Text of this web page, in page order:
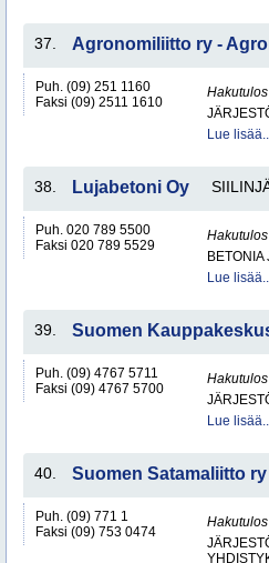
37. Agronomiliitto ry -
Puh. (09) 251 1160
Faksi (09) 2511 1610
Lue lisää..
38. Lujabetoni Oy
Puh. 020 789 5500
Faksi 020 789 5529
BETONIA
Lue lisää..
39. Suomen
Puh. (09) 4767 5711
Faksi (09) 4767 5700
Lue lisää..
40. Suomen Satamaliitto ry
Puh. (09) 771 1
Faksi (09) 753 0474